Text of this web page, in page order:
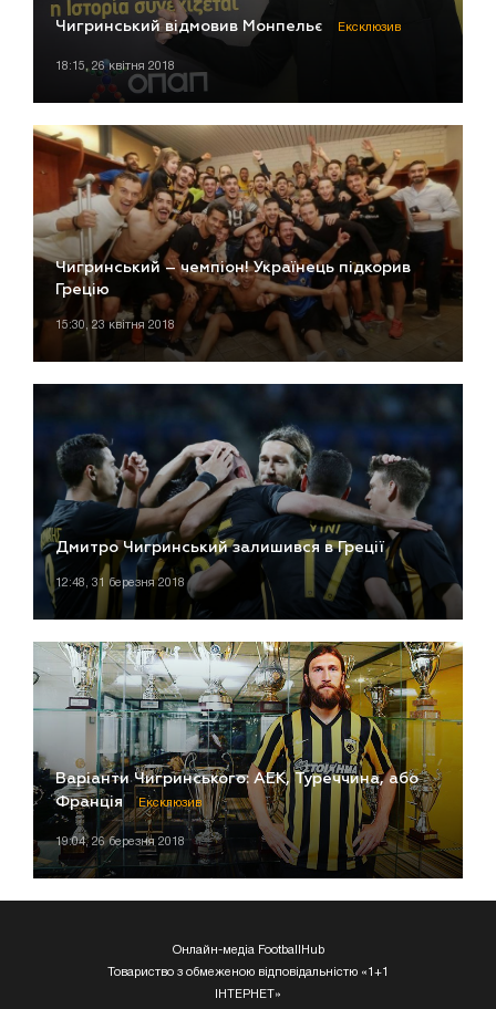
Чигринський відмовив Монпельє Ексклюзив
18:15, 26 квітня 2018
Чигринський – чемпіон! Українець підкорив
Грецію
15:30, 23 квітня 2018
Дмитро Чигринський залишився в Греції
12:48, 31 березня 2018
Варіанти Чигринського: АЕК, Туреччина, або
Франція
Ексклюзив
19:04, 26 березня 2018
Онлайн-медіа FootballHub
Товариство з обмеженою відповідальністю «1+1
ІНТЕРНЕТ»